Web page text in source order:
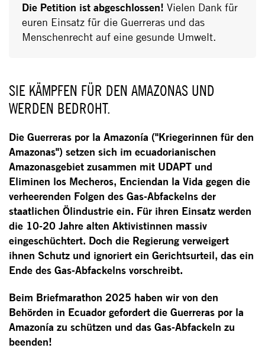
Die Petition ist abgeschlossen!Vielen Dank für
euren Einsatz für die Guerreras und das
Menschenrecht auf eine gesunde Umwelt.
SIE KÄMPFEN FÜR DEN AMAZONAS UND
WERDEN BEDROHT.
Die Guerreras por la Amazonía ("Kriegerinnen für den
Amazonas") setzen sich im ecuadorianischen
Amazonasgebiet zusammen mit UDAPT und
Eliminen los Mecheros, Enciendan la Vida gegen die
verheerenden Folgen des Gas-Abfackelns der
staatlichen Ölindustrie ein. Für ihren Einsatz werden
die 10-20 Jahre alten Aktivistinnen massiv
eingeschüchtert. Doch die Regierung verweigert
ihnen Schutz und ignoriert ein Gerichtsurteil, das ein
Ende des Gas-Abfackelns vorschreibt.
Beim Briefmarathon 2025 haben wir von den
Behörden in Ecuador gefordert die Guerreras por la
Amazonía zu schützen und das Gas-Abfackeln zu
beenden!